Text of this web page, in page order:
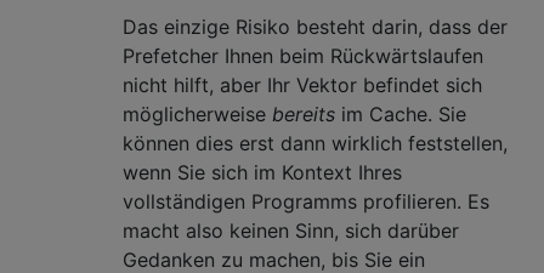
Das einzige Risiko besteht darin, dass der
Prefetcher Ihnen beim Rückwärtslaufen
nicht hilft, aber Ihr Vektor befindet sich
möglicherweise bereits im Cache. Sie
können dies erst dann wirklich feststellen,
wenn Sie sich im Kontext Ihres
vollständigen Programms profilieren. Es
macht also keinen Sinn, sich darüber
Gedanken zu machen, bis Sie ein